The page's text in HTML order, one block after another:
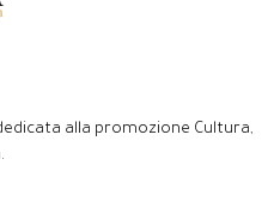
alla promozione Cultura,